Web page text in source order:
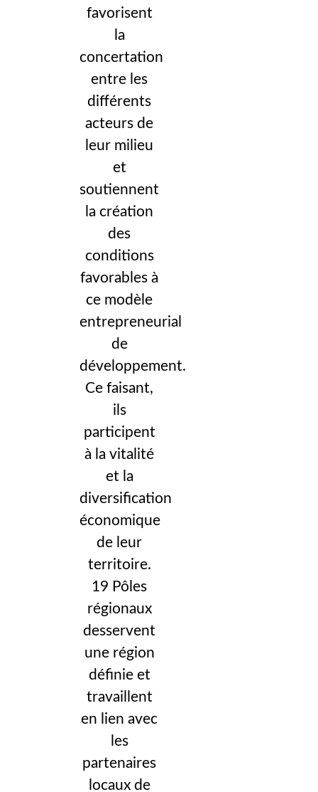
favorisent
la
concertation
entre les
différents
acteurs de
leur milieu
et
soutiennent
la création
des
conditions
favorables à
ce modèle
entrepreneurial
de
développement.
Ce faisant,
ils
participent
à la vitalité
et la
diversification
économique
de leur
territoire.
19 Pôles
régionaux
desservent
une région
définie et
travaillent
en lien avec
les
partenaires
locaux de